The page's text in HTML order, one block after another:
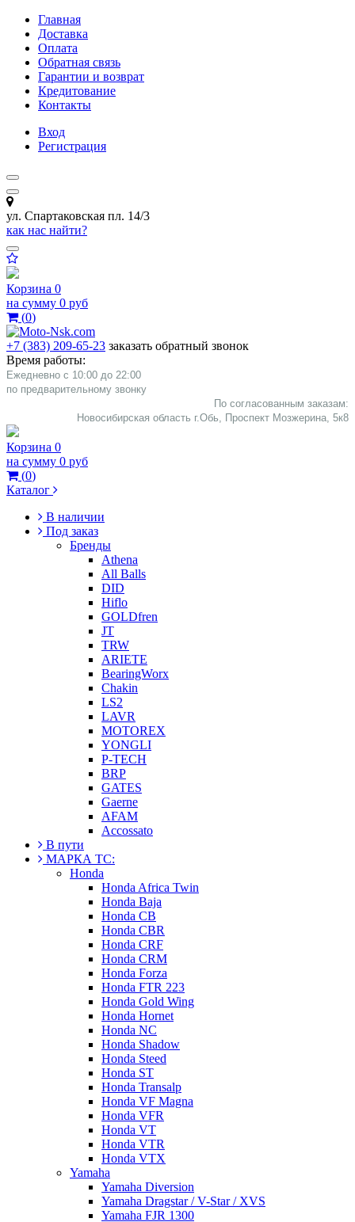
Главная
Доставка
Оплата
Обратная связь
Гарантии и возврат
Кредитование
Контакты
Вход
Регистрация
ул. Спартаковская пл. 14/3
как нас найти?
Корзина 0
на сумму 0 руб
(0)
+7 (383) 209-65-23 заказать обратный звонок
Время работы:
Ежедневно с 10:00 до 22:00
​по предварительному звонку
По согласованным заказам:
Новосибирская область г.Обь, Проспект Мозжерина, 5к8​
Корзина 0
на сумму 0 руб
(0)
Каталог
В наличии
Под заказ
Бренды
Athena
All Balls
DID
Hiflo
GOLDfren
JT
TRW
ARIETE
BearingWorx
Chakin
LS2
LAVR
MOTOREX
YONGLI
P-TECH
BRP
GATES
Gaerne
AFAM
Accossato
В пути
МАРКА ТС:
Honda
Honda Africa Twin
Honda Baja
Honda CB
Honda CBR
Honda CRF
Honda CRM
Honda Forza
Honda FTR 223
Honda Gold Wing
Honda Hornet
Honda NC
Honda Shadow
Honda Steed
Honda ST
Honda Transalp
Honda VF Magna
Honda VFR
Honda VT
Honda VTR
Honda VTX
Yamaha
Yamaha Diversion
Yamaha Dragstar / V-Star / XVS
Yamaha FJR 1300